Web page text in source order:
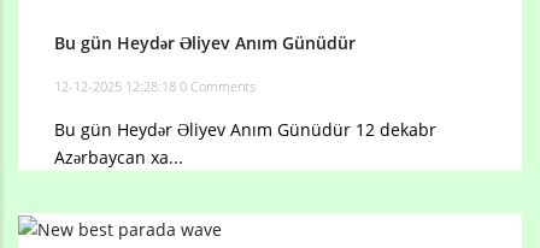
Bu gün Heydər Əliyev Anım Günüdür
12-12-2025 12:28:18 0 Comments
Bu gün Heydər Əliyev Anım Günüdür 12 dekabr
Azərbaycan xa...